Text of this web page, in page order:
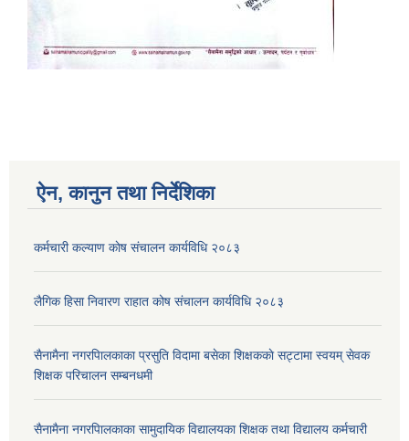
ऐन, कानुन तथा निर्देशिका
कर्मचारी कल्याण काेष संचालन कार्यविधि २०८३
लैगिक हिसा निवारण राहात कोष संचालन कार्यविधि २०८३
सैनामैना नगरपािलकाका प्रसुति विदामा बसेका शिक्षककाे सट्टामा स्वयम् सेवक
शिक्षक परिचालन सम्बनधमी
सैनामैना नगरपािलकाका सामुदायिक विद्यालयका शिक्षक तथा विद्यालय कर्मचारी